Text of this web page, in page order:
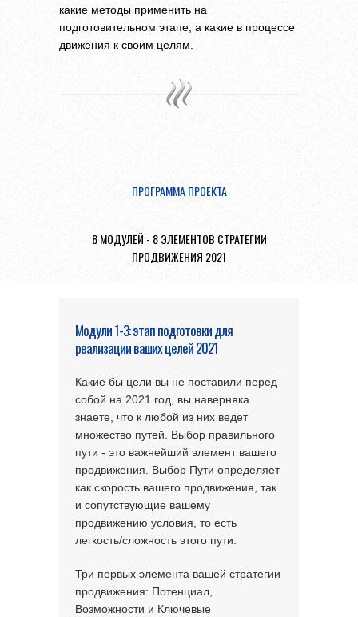
какие методы применить на
подготовительном этапе, а какие в процессе
движения к своим целям.
ПРОГРАММА ПРОЕКТА
8 МОДУЛЕЙ - 8 ЭЛЕМЕНТОВ СТРАТЕГИИ
ПРОДВИЖЕНИЯ 2021
Модули 1-3: этап подготовки для
реализации ваших целей 2021
Какие бы цели вы не поставили перед
собой на 2021 год, вы наверняка
знаете, что к любой из них ведет
множество путей. Выбор правильного
пути - это важнейший элемент вашего
продвижения. Выбор Пути определяет
как скорость вашего продвижения, так
и сопутствующие вашему
продвижению условия, то есть
легкость/сложность этого пути.
Три первых элемента вашей стратегии
продвижения: Потенциал,
Возможности и Ключевые